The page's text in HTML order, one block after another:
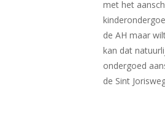
met het
de AH maar
kan dat
ondergoed
de Sint